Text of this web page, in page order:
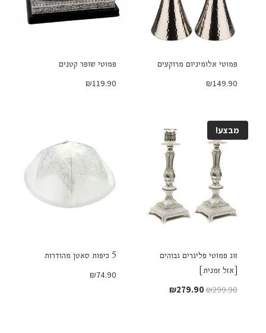
פמוטי אלומיניום מרוקעים
₪149.90
פמוטי שופר קטנים
₪119.90
מבצע!
זוג פמוטי פליגרים גבוהים
[אזל זמנית]
₪299.90
המחיר
₪279.90 המחיר
5 כיפות סאטן מהודרות
₪74.90